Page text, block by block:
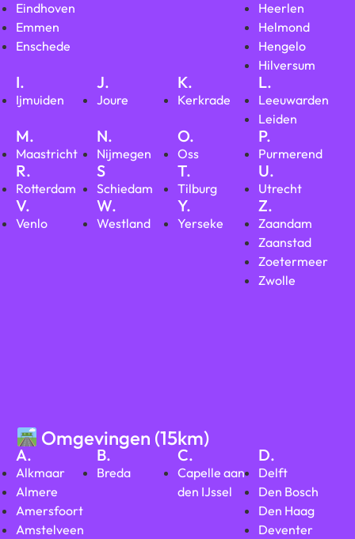
Eindhoven
Emmen
Enschede
Heerlen
Helmond
Hengelo
Hilversum
I.
Ijmuiden
J.
Joure
K.
Kerkrade
L.
Leeuwarden
Leiden
M.
Maastricht
N.
Nijmegen
O.
Oss
P.
Purmerend
R.
Rotterdam
S
Schiedam
T.
Tilburg
U.
Utrecht
V.
Venlo
W.
Westland
Y.
Yerseke
Z.
Zaandam
Zaanstad
Zoetermeer
Zwolle
Omgevingen (15km)
A.
Alkmaar
Almere
Amersfoort
Amstelveen
B.
Breda
C.
Capelle aan
den IJssel
D.
Delft
Den Bosch
Den Haag
Deventer